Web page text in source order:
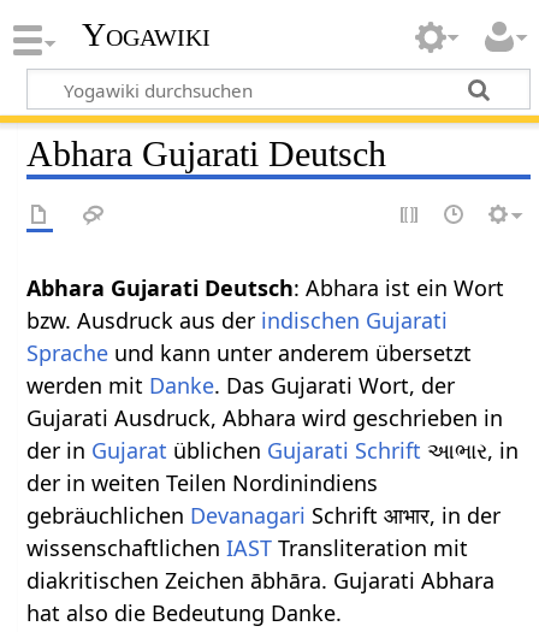
Yogawiki
Abhara Gujarati Deutsch
Abhara Gujarati Deutsch: Abhara ist ein Wort
bzw. Ausdruck aus der indischen Gujarati
Sprache und kann unter anderem übersetzt
werden mit Danke. Das Gujarati Wort, der
Gujarati Ausdruck, Abhara wird geschrieben in
der in Gujarat üblichen Gujarati Schrift આભાર, in
der in weiten Teilen Nordinindiens
gebräuchlichen Devanagari Schrift आभार, in der
wissenschaftlichenIAST Transliteration mit
diakritischen Zeichen ābhāra. Gujarati Abhara
hat also die Bedeutung Danke.